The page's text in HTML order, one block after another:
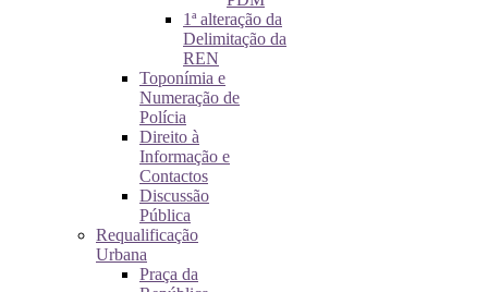
1ª alteração da
Delimitação da
REN
Toponímia e
Numeração de
Polícia
Direito à
Informação e
Contactos
Discussão
Pública
Requalificação
Urbana
Praça da